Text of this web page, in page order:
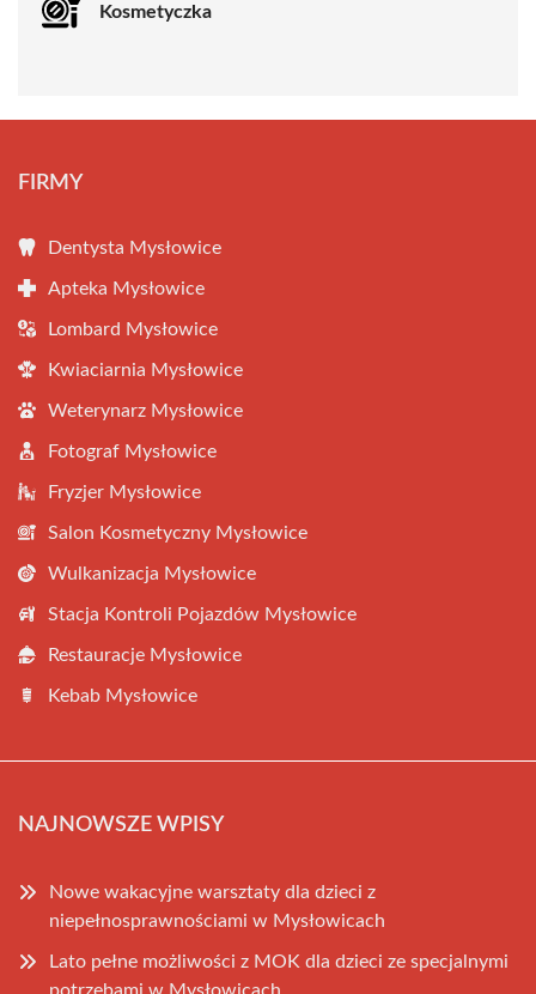
Kosmetyczka
FIRMY
Dentysta Mysłowice
Apteka Mysłowice
Lombard Mysłowice
Kwiaciarnia Mysłowice
Weterynarz Mysłowice
Fotograf Mysłowice
Fryzjer Mysłowice
Salon Kosmetyczny Mysłowice
Wulkanizacja Mysłowice
Stacja Kontroli Pojazdów Mysłowice
Restauracje Mysłowice
Kebab Mysłowice
NAJNOWSZE WPISY
Nowe wakacyjne warsztaty dla dzieci z
niepełnosprawnościami w Mysłowicach
Lato pełne możliwości z MOK dla dzieci ze specjalnymi